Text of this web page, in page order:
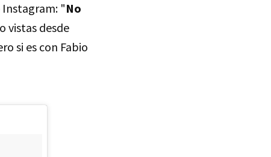
Instagram: "No
vistas desde
si es con Fabio